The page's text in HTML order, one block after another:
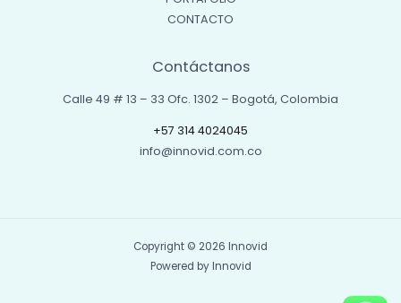
CONTACTO
Contáctanos
Calle 49 # 13 – 33 Ofc. 1302 – Bogotá, Colombia
+57 314 4024045
info@innovid.com.co
Copyright © 2026 Innovid
Powered by Innovid